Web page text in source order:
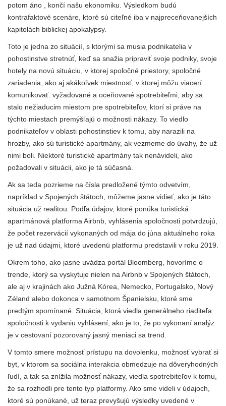
potom áno , končí našu ekonomiku. Výsledkom budú
kontrafaktové scenáre, ktoré sú citeľné iba v najpreceňovanejších
kapitolách biblickej apokalypsy.
Toto je jedna zo situácií, s ktorými sa musia podnikatelia v
pohostinstve stretnúť, keď sa snažia pripraviť svoje podniky, svoje
hotely na novú situáciu, v ktorej spoločné priestory, spoločné
zariadenia, ako aj akákoľvek miestnosť, v ktorej môžu viacerí
komunikovať. vyžadované a oceňované spotrebiteľmi, aby sa
stalo nežiaducim miestom pre spotrebiteľov, ktorí si práve na
týchto miestach premýšľajú o možnosti nákazy. To viedlo
podnikateľov v oblasti pohostinstiev k tomu, aby narazili na
hrozby, ako sú turistické apartmány, ak vezmeme do úvahy, že už
nimi boli. Niektoré turistické apartmány tak nenávideli, ako
požadovali v situácii, ako je tá súčasná.
Ak sa teda pozrieme na čísla predložené týmto odvetvím,
napríklad v Spojených štátoch, môžeme jasne vidieť, ako je táto
situácia už realitou. Podľa údajov, ktoré ponúka turistická
apartmánová platforma Airbnb, vyhlásenia spoločnosti potvrdzujú,
že počet rezervácií vykonaných od mája do júna aktuálneho roka
je už nad údajmi, ktoré uvedenú platformu predstavili v roku 2019.
Okrem toho, ako jasne uvádza portál Bloomberg, hovoríme o
trende, ktorý sa vyskytuje nielen na Airbnb v Spojených štátoch,
ale aj v krajinách ako Južná Kórea, Nemecko, Portugalsko, Nový
Zéland alebo dokonca v samotnom Španielsku, ktoré sme
predtým spomínané. Situácia, ktorá viedla generálneho riaditeľa
spoločnosti k vydaniu vyhlásení, ako je to, že po vykonaní analýz
je v cestovaní pozorovaný jasný meniaci sa trend.
V tomto smere možnosť prístupu na dovolenku, možnosť vybrať si
byt, v ktorom sa sociálna interakcia obmedzuje na dôveryhodných
ľudí, a tak sa znížila možnosť nákazy, viedla spotrebiteľov k tomu,
že sa rozhodli pre tento typ platformy. Ako sme videli v údajoch,
ktoré sú ponúkané, už teraz prevyšujú výsledky uvedené v